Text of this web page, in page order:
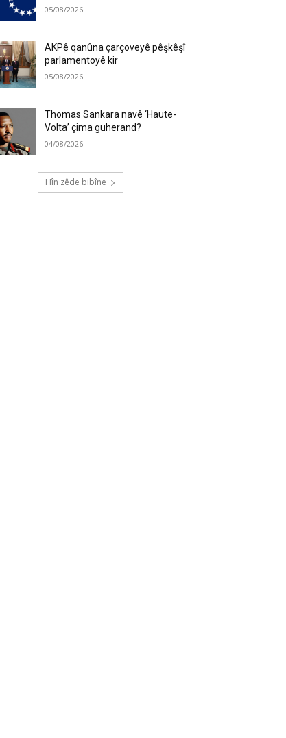
05/08/2026
AKPê qanûna çarçoveyê pêşkêşî
parlamentoyê kir
05/08/2026
Thomas Sankara navê ‘Haute-
Volta’ çima guherand?
04/08/2026
Hîn zêde bibîne